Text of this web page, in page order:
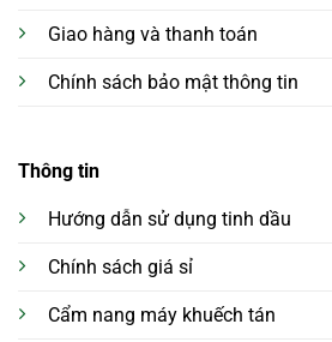
Giao hàng và thanh toán
Chính sách bảo mật thông tin
Thông tin
Hướng dẫn sử dụng tinh dầu
Chính sách giá sỉ
Cẩm nang máy khuếch tán